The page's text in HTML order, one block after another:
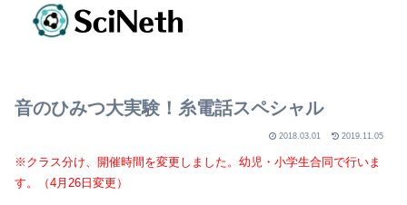
音のひみつ大実験！糸電話スペシャル
2018.03.01 2019.11.05
※クラス分け、開催時間を変更しました。幼児・小学生合同で行いま
す。（4月26日変更）